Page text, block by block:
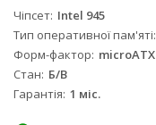
Чіпсет Intel 945
Тип оперативної пам'яті
Форм-фактор microATX
Стан Б/B
Гарантія 1 міс.